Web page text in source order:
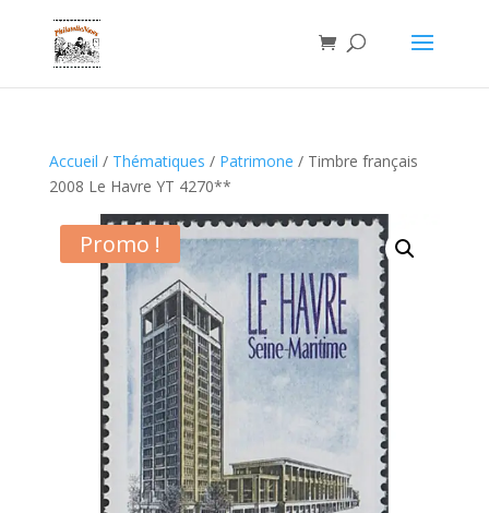
Accueil / Thématiques / Patrimone / Timbre français
2008 Le Havre YT 4270**
Promo !